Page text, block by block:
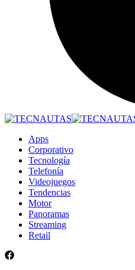
Apps
Corporativo
Tecnología
Telefonía
Videojuegos
Tendencias
Motor
Panoramas
Streaming
Retail